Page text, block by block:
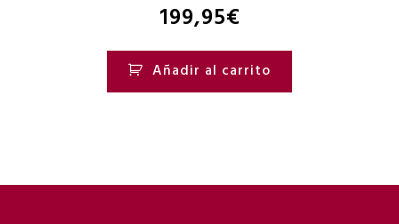
199,95€
Añadir al carrito